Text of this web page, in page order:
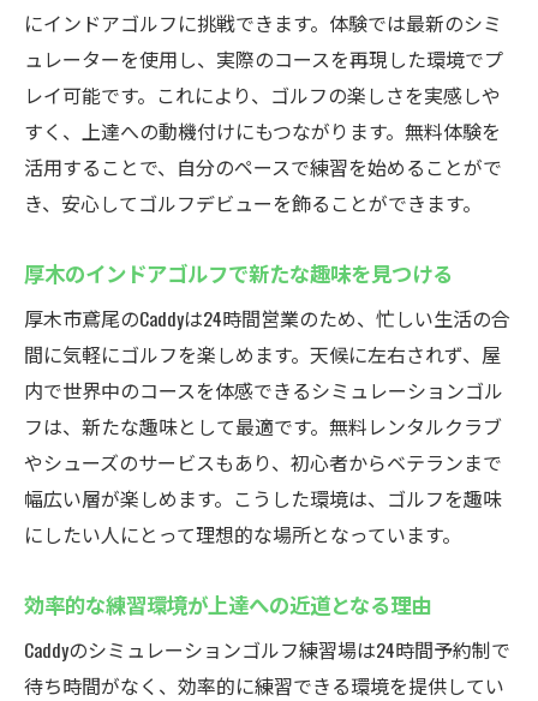
にインドアゴルフに挑戦できます。体験では最新のシミ
ュレーターを使用し、実際のコースを再現した環境でプ
レイ可能です。これにより、ゴルフの楽しさを実感しや
すく、上達への動機付けにもつながります。無料体験を
活用することで、自分のペースで練習を始めることがで
き、安心してゴルフデビューを飾ることができます。
厚木のインドアゴルフで新たな趣味を見つける
厚木市鳶尾のCaddyは24時間営業のため、忙しい生活の合
間に気軽にゴルフを楽しめます。天候に左右されず、屋
内で世界中のコースを体感できるシミュレーションゴル
フは、新たな趣味として最適です。無料レンタルクラブ
やシューズのサービスもあり、初心者からベテランまで
幅広い層が楽しめます。こうした環境は、ゴルフを趣味
にしたい人にとって理想的な場所となっています。
効率的な練習環境が上達への近道となる理由
Caddyのシミュレーションゴルフ練習場は24時間予約制で
待ち時間がなく、効率的に練習できる環境を提供してい